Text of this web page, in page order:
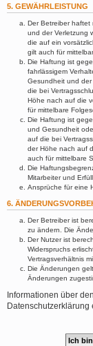
5. GEWÄHRLEISTUNG
Der Betreiber haftet
und der Verletzung
die auf ein
gilt auch für
Die Haftung ist
fahrlässigem
Gesundheit und der
die bei
Höhe nach auf die
für mittelbare
Die Haftung ist
und Gesundheit
auf die bei
der Höhe nach auf
auch für mittelbare
Die
Mitarbeiter und
Ansprüche für eine
6.
Der Betreiber ist
zu ändern. Die
Der Nutzer ist
Widerspruchs
Vertragsverhältnis
Die Änderungen
Änderungen
Informationen über
Datenschutzerklärung